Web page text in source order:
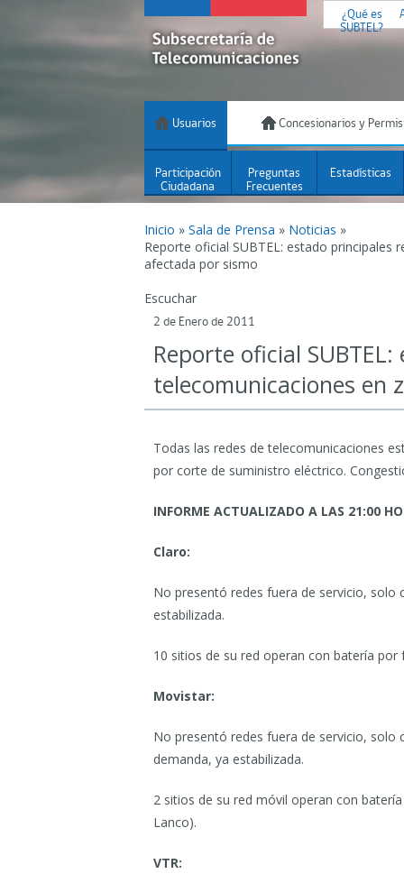
¿Qué es
SUBTEL?
Usuarios Concesionarios y
Participación
Ciudadana
Preguntas
Frecuentes
Estadísticas
Inicio » Sala de Prensa » Noticias »
Reporte oficial SUBTEL: estado principales
afectada por sismo
Escuchar
2 de Enero de 2011
Reporte oficial
telecomunicaciones en
Todas las redes de telecomunicaciones
por corte de suministro eléctrico.
INFORME ACTUALIZADO A LAS 21:00
Claro:
No presentó redes fuera de servicio,
estabilizada.
10 sitios de su red operan con batería
Movistar:
No presentó redes fuera de servicio,
demanda, ya estabilizada.
2 sitios de su red móvil operan con
Lanco).
VTR: